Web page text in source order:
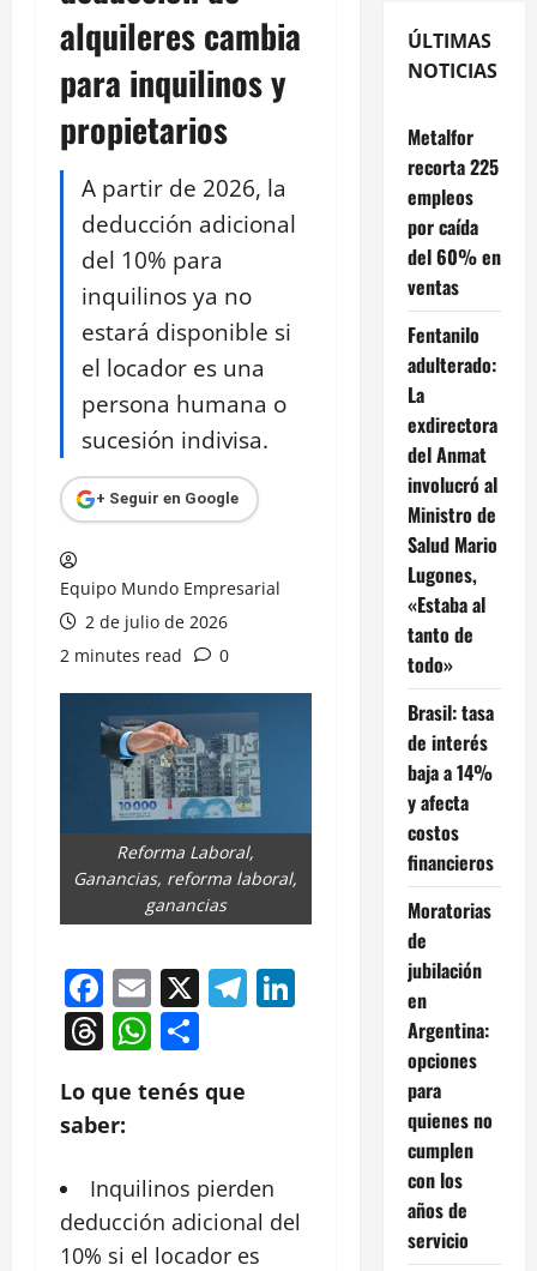
alquileres cambia
para inquilinos y
propietarios
A partir de 2026, la
deducción adicional
del 10% para
inquilinos ya no
estará disponible si
el locador es una
persona humana o
sucesión indivisa.
+ Seguir en Google
Equipo Mundo Empresarial
2 de julio de 2026
2 minutes read
0
Reforma Laboral,
Ganancias, reforma laboral,
ganancias
Facebook
Email
X Telegram
LinkedIn
Threads
WhatsApp
Lo que tenés que
saber:
Inquilinos pierden
deducción adicional del
10% si el locador es
ÚLTIMAS
NOTICIAS
Metalfor
recorta 225
empleos
por caída
del 60% en
ventas
Fentanilo
adulterado:
La
exdirectora
del Anmat
involucró al
Ministro de
Salud Mario
Lugones,
«Estaba al
tanto de
todo»
Brasil: tasa
de interés
baja a 14%
y afecta
costos
financieros
Moratorias
de
jubilación
en
Argentina:
opciones
para
quienes no
cumplen
con los
años de
servicio